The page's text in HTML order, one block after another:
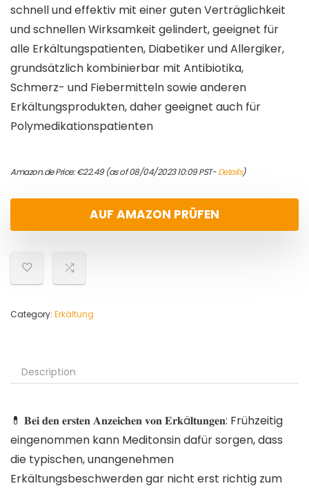
schnell und effektiv mit einer guten Verträglichkeit
und schnellen Wirksamkeit gelindert, geeignet für
alle Erkältungspatienten, Diabetiker und Allergiker,
grundsätzlich kombinierbar mit Antibiotika,
Schmerz- und Fiebermitteln sowie anderen
Erkältungsprodukten, daher geeignet auch für
Polymedikationspatienten
Amazon.de Price:€22.49(as of 08/04/2023 10:09 PST-Details)
AUF AMAZON PRÜFEN
Category: Erkältung
Description
💊 𝐁𝐞𝐢 𝐝𝐞𝐧 𝐞𝐫𝐬𝐭𝐞𝐧 𝐀𝐧𝐳𝐞𝐢𝐜𝐡𝐞𝐧 𝐯𝐨𝐧 𝐄𝐫𝐤ä𝐥𝐭𝐮𝐧𝐠𝐞𝐧: Frühzeitig
eingenommen kann Meditonsin dafür sorgen, dass
die typischen, unangenehmen
Erkältungsbeschwerden gar nicht erst richtig zum